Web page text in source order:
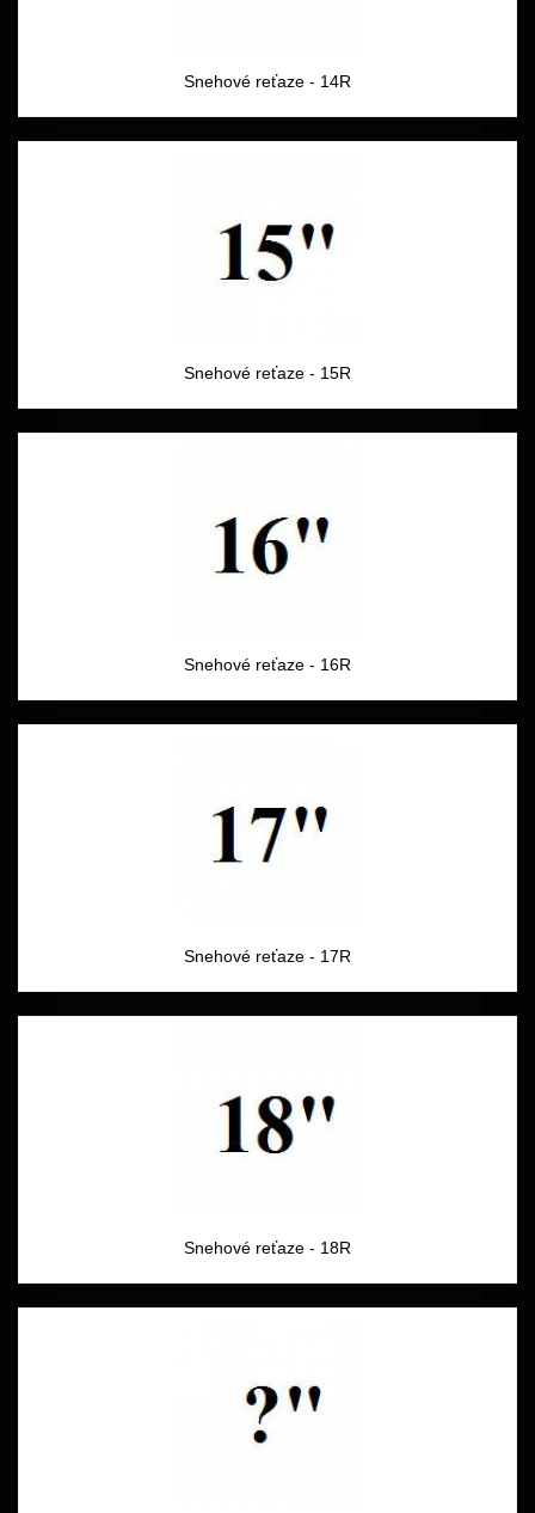
Snehové reťaze - 14R
Snehové reťaze - 15R
Snehové reťaze - 16R
Snehové reťaze - 17R
Snehové reťaze - 18R